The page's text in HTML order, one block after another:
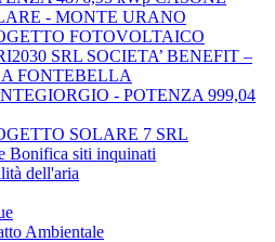
- MONTE URANO
FOTOVOLTAICO
SRL SOCIETA’ BENEFIT –
FONTEBELLA
- POTENZA 999,04
SOLARE 7 SRL
Bonifica siti inquinati
dell'aria
Ambientale